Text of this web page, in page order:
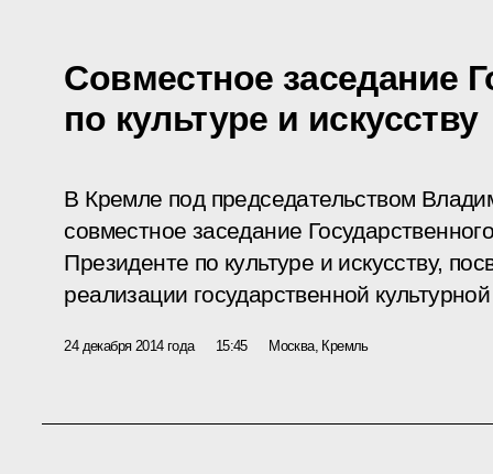
Совместное заседание
по культуре и искусству
В Кремле под председательством
совместное заседание
Президенте по культуре и искусству,
реализации государственной
24 декабря 2014 года 15:45 Москва, Кремль